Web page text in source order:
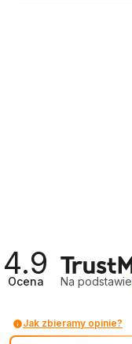
4.9
Ocena Na podstawie
Jak zbieramy opinie?